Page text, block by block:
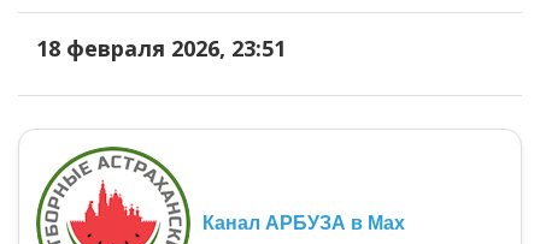
18 февраля 2026, 23:51
Канал АРБУЗА в Max